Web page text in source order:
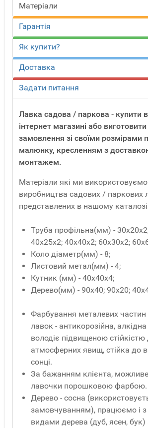
Матеріали
Гарантія
Як купити?
Доставка
Задати питання
Лавка садова / паркова - купити
інтернет магазині або
замовлення зі своїми розмірами
малюнку, кресленням з
монтажем.
Матеріали які ми
виробництва садових / паркових
представлених в нашому
Труба профільна(мм) -
40x25x2; 40x40x2; 60x30x2;
Коло діаметр(мм) - 8;
Листовий метал(мм) - 4;
Кутник (мм) - 40x40x4;
Дерево(мм) - 90x40; 90x20;
Фарбування металевих частин
лавок - антикорозійна,
володіє підвищеною
атмосферних явищ, стійка до
сонці.
За бажанням клієнта,
лавочки порошковою фарбою.
Дерево - сосна
замовчуванням), працюємо і
видами дерева (дуб, ясен,